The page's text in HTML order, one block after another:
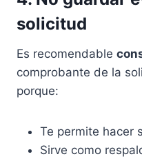
solicitud
Es recomendable
comprobante de la
porque:
Te permite hacer
Sirve como